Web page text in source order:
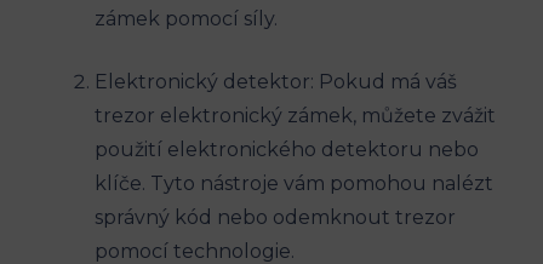
zámek pomocí síly.
Elektronický detektor: Pokud má váš
trezor elektronický zámek, můžete zvážit
použití elektronického detektoru nebo
klíče. Tyto nástroje vám pomohou nalézt
správný kód nebo odemknout trezor
pomocí technologie.